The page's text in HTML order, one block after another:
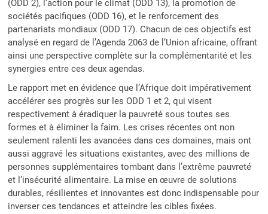
(ODD 2), l’action pour le climat (ODD 13), la promotion de
sociétés pacifiques (ODD 16), et le renforcement des
partenariats mondiaux (ODD 17). Chacun de ces objectifs est
analysé en regard de l’Agenda 2063 de l’Union africaine, offrant
ainsi une perspective complète sur la complémentarité et les
synergies entre ces deux agendas.
Le rapport met en évidence que l’Afrique doit impérativement
accélérer ses progrès sur les ODD 1 et 2, qui visent
respectivement à éradiquer la pauvreté sous toutes ses
formes et à éliminer la faim. Les crises récentes ont non
seulement ralenti les avancées dans ces domaines, mais ont
aussi aggravé les situations existantes, avec des millions de
personnes supplémentaires tombant dans l’extrême pauvreté
et l’insécurité alimentaire. La mise en œuvre de solutions
durables, résilientes et innovantes est donc indispensable pour
inverser ces tendances et atteindre les cibles fixées.